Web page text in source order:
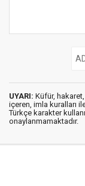
UYARI: Küfür,
içeren, imla kuralları
Türkçe karakter
onaylanmamaktadır.